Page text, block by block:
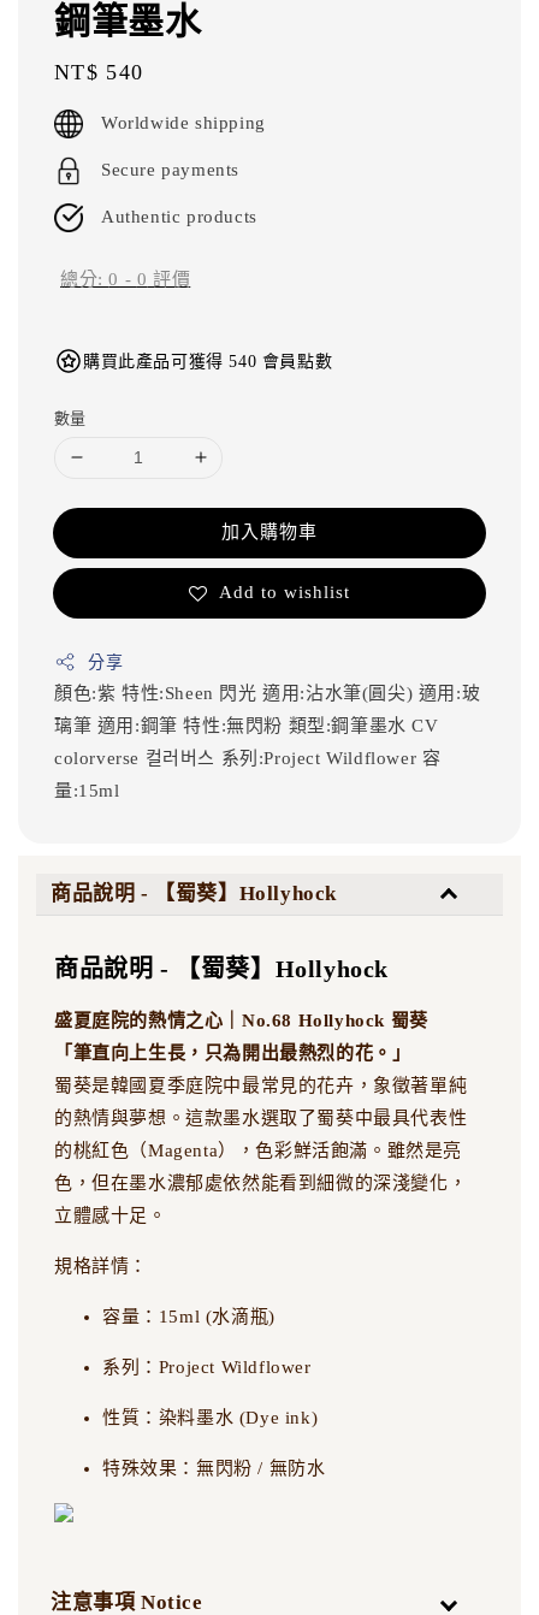
鋼筆墨水
Regular
price
NT$ 540
Worldwide shipping
Secure payments
Authentic products
總分:0 - 0 評價
購買此產品可獲得 540 會員點數
數量
加入購物車
Add to wishlist
分享
顏色:紫 特性:Sheen 閃光適用:沾水筆(圓尖) 適用:玻
璃筆 適用:鋼筆特性:無閃粉 類型:鋼筆墨水CV
colorverse 컬러버스 系列:Project Wildflower 容
量:15ml
商品說明 - 【蜀葵】Hollyhock
商品說明 - 【蜀葵】Hollyhock
盛夏庭院的熱情之心｜No.68 Hollyhock 蜀葵
「筆直向上生長，只為開出最熱烈的花。」
蜀葵是韓國夏季庭院中最常見的花卉，象徵著單純
的熱情與夢想。這款墨水選取了蜀葵中最具代表性
的桃紅色（Magenta），色彩鮮活飽滿。雖然是亮
色，但在墨水濃郁處依然能看到細微的深淺變化，
立體感十足。
規格詳情：
容量：15ml (水滴瓶)
系列：Project Wildflower
性質：染料墨水 (Dye ink)
特殊效果：無閃粉 / 無防水
注意事項 Notice